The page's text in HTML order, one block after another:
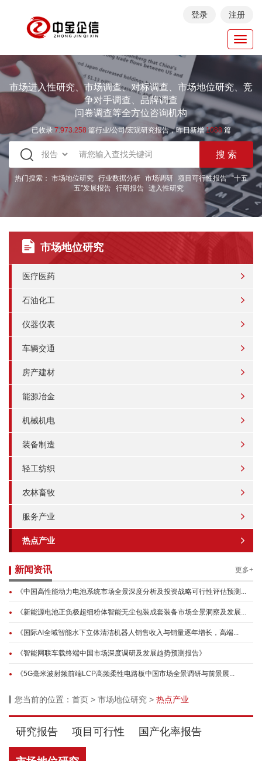
登录 注册
市场进入性研究、市场调查、对标调查、市场地位研究、竞
争对手调查、品牌调查
问卷调查等全方位咨询机构
已收录 7.973.258 篇行业/公司/宏观研究报告，昨日新增1088篇
热门搜索： 市场地位研究 行业数据分析 市场调研 项目可行性报告 “十五
五”发展报告 行研报告 进入性研究
市场地位研究
医疗医药
石油化工
仪器仪表
车辆交通
房产建材
能源冶金
机械机电
装备制造
轻工纺织
农林畜牧
服务产业
热点产业
新闻资讯 更多+
《中国高性能动力电池系统市场全景深度分析及投资战略可行性评估预测...
《新能源电池正负极超细粉体智能无尘包装成套装备市场全景洞察及发展...
《国际AI全域智能水下立体清洁机器人销售收入与销量逐年增长，高端...
《智能网联车载终端中国市场深度调研及发展趋势预测报告》
《5G毫米波射频前端LCP高频柔性电路板中国市场全景调研与前景展...
您当前的位置： 首页 > 市场地位研究 > 热点产业
研究报告 项目可行性 国产化率报告